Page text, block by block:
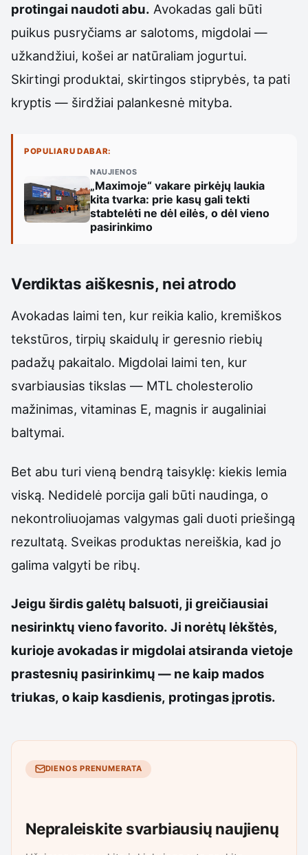
protingai naudoti abu. Avokadas gali būti
puikus pusryčiams ar salotoms, migdolai —
užkandžiui, košei ar natūraliam jogurtui.
Skirtingi produktai, skirtingos stiprybės, ta pati
kryptis — širdžiai palankesnė mityba.
POPULIARU DABAR:
NAUJIENOS
„Maximoje“ vakare pirkėjų laukia
kita tvarka: prie kasų gali tekti
stabtelėti ne dėl eilės, o dėl vieno
pasirinkimo
Verdiktas aiškesnis, nei atrodo
Avokadas laimi ten, kur reikia kalio, kremiškos
tekstūros, tirpių skaidulų ir geresnio riebių
padažų pakaitalo. Migdolai laimi ten, kur
svarbiausias tikslas — MTL cholesterolio
mažinimas, vitaminas E, magnis ir augaliniai
baltymai.
Bet abu turi vieną bendrą taisyklę: kiekis lemia
viską. Nedidelė porcija gali būti naudinga, o
nekontroliuojamas valgymas gali duoti priešingą
rezultatą. Sveikas produktas nereiškia, kad jo
galima valgyti be ribų.
Jeigu širdis galėtų balsuoti, ji greičiausiai
nesirinktų vieno favorito. Ji norėtų lėkštės,
kurioje avokadas ir migdolai atsiranda vietoje
prastesnių pasirinkimų — ne kaip mados
triukas, o kaip kasdienis, protingas įprotis.
DIENOS PRENUMERATA
Nepraleiskite svarbiausių naujienų